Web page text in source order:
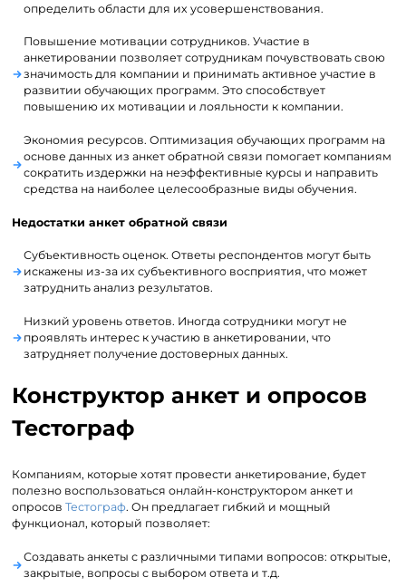
определить области для их усовершенствования.
Повышение мотивации сотрудников. Участие в
анкетировании позволяет сотрудникам почувствовать свою
значимость для компании и принимать активное участие в
развитии обучающих программ. Это способствует
повышению их мотивации и лояльности к компании.
Экономия ресурсов. Оптимизация обучающих программ на
основе данных из анкет обратной связи помогает компаниям
сократить издержки на неэффективные курсы и направить
средства на наиболее целесообразные виды обучения.
Недостатки анкет обратной связи
Субъективность оценок. Ответы респондентов могут быть
искажены из-за их субъективного восприятия, что может
затруднить анализ результатов.
Низкий уровень ответов. Иногда сотрудники могут не
проявлять интерес к участию в анкетировании, что
затрудняет получение достоверных данных.
Конструктор анкет и опросов
Тестограф
Компаниям, которые хотят провести анкетирование, будет
полезно воспользоваться онлайн-конструктором анкет и
опросовТестограф. Он предлагает гибкий и мощный
функционал, который позволяет:
Создавать анкеты с различными типами вопросов: открытые,
закрытые, вопросы с выбором ответа и т.д.